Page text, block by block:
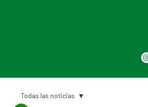
Todas las noticias